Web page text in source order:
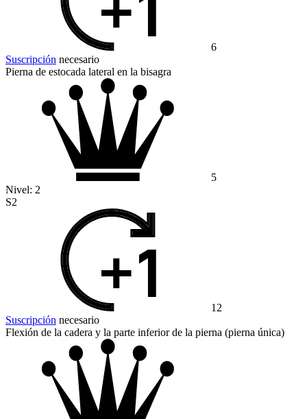
6
Suscripción necesario
Pierna de estocada lateral en la bisagra
5
Nivel: 2
S2
12
Suscripción necesario
Flexión de la cadera y la parte inferior de la pierna (pierna única)